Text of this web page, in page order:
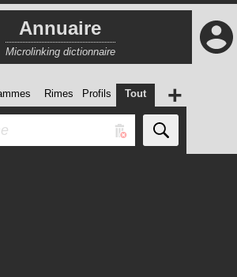
Annuaire
Microlinking dictionnaire
Rimes Profils Tout +